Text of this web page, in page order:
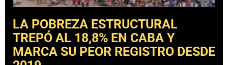
LA POBREZA ESTRUCTURAL
TREPÓ AL 18,8% EN CABA Y
MARCA SU PEOR REGISTRO DESDE